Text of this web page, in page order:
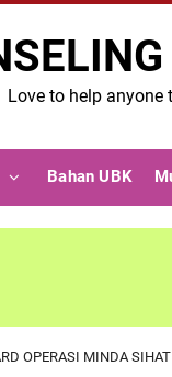
Love to help
Bahan UBK
OPERASI MINDA